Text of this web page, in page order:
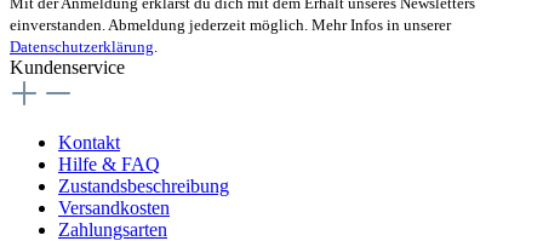
einverstanden. Abmeldung jederzeit möglich. Mehr Infos in unserer
Datenschutzerklärung
Kundenservice
Kontakt
Hilfe & FAQ
Zustandsbeschreibung
Versandkosten
Zahlungsarten